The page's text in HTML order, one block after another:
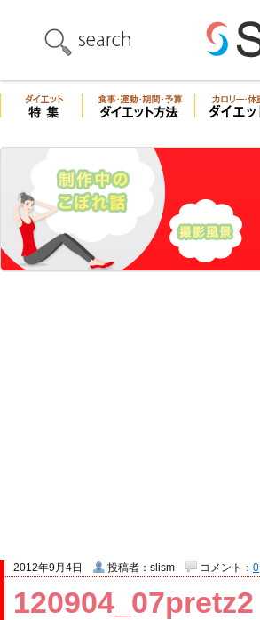
120904_07pretz2
2012年9月4日 投稿者：slism コメント： 0